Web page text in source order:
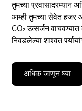
तुमच्या प्रवासादरम्यान
आम्ही तुमच्या सेवेत हजर
CO₂ उत्सर्जन
निवडलेल्या शाश्वत
अधिक जाणून घ्या